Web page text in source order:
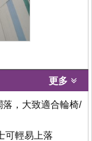
更多
，大致適合輪椅/
可輕易上落